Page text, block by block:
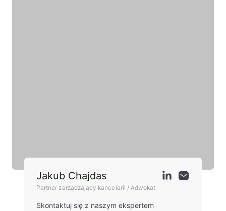
Jakub Chajdas
Partner zarządzający kancelarii / Adwokat
Skontaktuj się z naszym ekspertem